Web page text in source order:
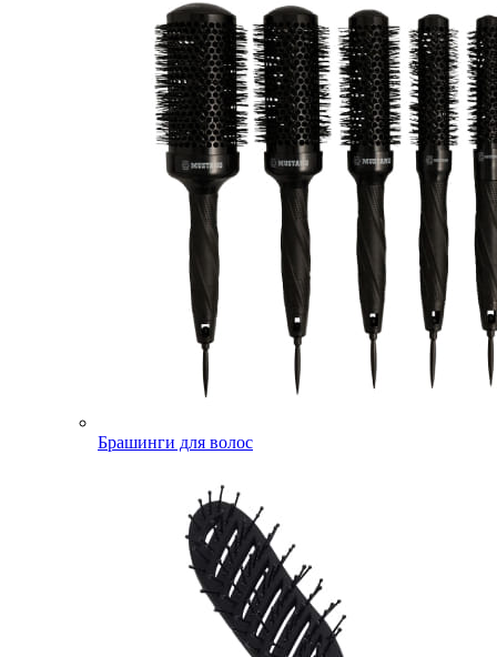
Брашинги для волос